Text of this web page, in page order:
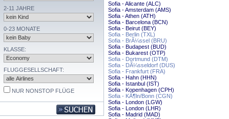
2-11 JAHRE
0-23 MONATE
KLASSE:
FLUGGESELLSCHAFT:
NUR NONSTOP FLÜGE
Sofia - Alicante (ALC)
Sofia - Amsterdam (AMS)
Sofia - Athen (ATH)
Sofia - Barcelona (BCN)
Sofia - Beirut (BEY)
Sofia - Berlin (TXL)
Sofia - BrÃ¼ssel (BRU)
Sofia - Budapest (BUD)
Sofia - Bukarest (OTP)
Sofia - Dortmund (DTM)
Sofia - DÃ¼sseldorf (DUS)
Sofia - Frankfurt (FRA)
Sofia - Hahn (HHN)
Sofia - Istanbul (IST)
Sofia - Kopenhagen (CPH)
Sofia - KÃ¶ln/Bonn (CGN)
Sofia - London (LGW)
Sofia - London (LHR)
Sofia - Madrid (MAD)